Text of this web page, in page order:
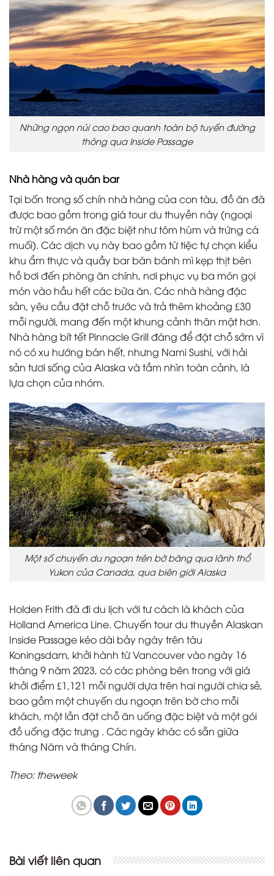
Những ngọn núi cao bao quanh toàn bộ tuyến đường
thông qua Inside Passage
Nhà hàng và quán bar
Tại bốn trong số chín nhà hàng của con tàu, đồ ăn đã
được bao gồm trong giá tour du thuyền này (ngoại
trừ một số món ăn đặc biệt như tôm hùm và trứng cá
muối). Các dịch vụ này bao gồm từ tiệc tự chọn kiểu
khu ẩm thực và quầy bar bán bánh mì kẹp thịt bên
hồ bơi đến phòng ăn chính, nơi phục vụ ba món gọi
món vào hầu hết các bữa ăn. Các nhà hàng đặc
sản, yêu cầu đặt chỗ trước và trả thêm khoảng £30
mỗi người, mang đến một khung cảnh thân mật hơn.
Nhà hàng bít tết Pinnacle Grill đáng để đặt chỗ sớm vì
nó có xu hướng bán hết, nhưng Nami Sushi, với hải
sản tươi sống của Alaska và tầm nhìn toàn cảnh, là
lựa chọn của nhóm.
Một số chuyến du ngoạn trên bờ băng qua lãnh thổ
Yukon của Canada, qua biên giới Alaska
Holden Frith đã đi du lịch với tư cách là khách của
Holland America Line. Chuyến tour du thuyền Alaskan
Inside Passage kéo dài bảy ngày trên tàu
Koningsdam, khởi hành từ Vancouver vào ngày 16
tháng 9 năm 2023, có các phòng bên trong với giá
khởi điểm £1,121 mỗi người dựa trên hai người chia sẻ,
bao gồm một chuyến du ngoạn trên bờ cho mỗi
khách, một lần đặt chỗ ăn uống đặc biệt và một gói
đồ uống đặc trưng . Các ngày khác có sẵn giữa
tháng Năm và tháng Chín.
Theo: theweek
Bài viết liên quan